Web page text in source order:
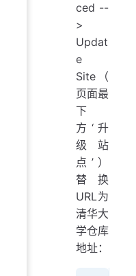
ced --
>
Updat
e
Site（
页面最
下
方‘升
级站
点’）
替换
URL为
清华大
学仓库
地址：